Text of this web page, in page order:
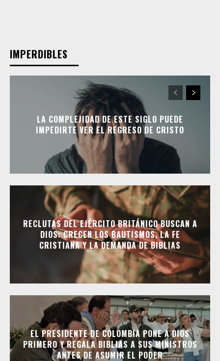
IMPERDIBLES
LA COMPLEJIDAD DE ESTE SIGLO PUEDE
IMPEDIRTE VER EL REGRESO DE CRISTO
RECLUTAS DEL EJÉRCITO BRITÁNICO BUSCAN A
DIOS: CRECEN LOS BAUTISMOS, LA FE
CRISTIANA Y LA DEMANDA DE BIBLIAS
EL PRESIDENTE DE COLOMBIA PONE A DIOS
PRIMERO Y REGALA BIBLIAS A SUS MINISTROS
ANTES DE ASUMIR EL PODER